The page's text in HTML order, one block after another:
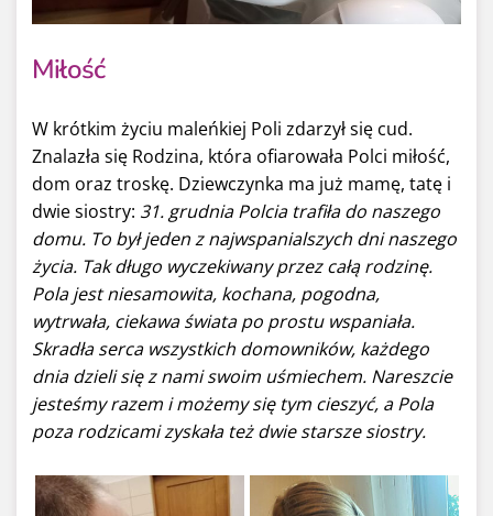
Miłość
W krótkim życiu maleńkiej Poli zdarzył się cud.
Znalazła się Rodzina, która ofiarowała Polci miłość,
dom oraz troskę. Dziewczynka ma już mamę, tatę i
dwie siostry: 31. grudnia Polcia trafiła do naszego
domu. To był jeden z najwspanialszych dni naszego
życia. Tak długo wyczekiwany przez całą rodzinę.
Pola jest niesamowita, kochana, pogodna,
wytrwała, ciekawa świata po prostu wspaniała.
Skradła serca wszystkich domowników, każdego
dnia dzieli się z nami swoim uśmiechem. Nareszcie
jesteśmy razem i możemy się tym cieszyć, a Pola
poza rodzicami zyskała też dwie starsze siostry.